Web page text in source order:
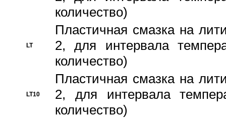
количество)
LT
Пластичная смазка на
2, для интервала
количество)
LT10
Пластичная смазка на
2, для интервала
количество)